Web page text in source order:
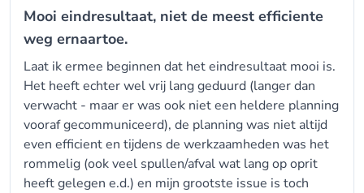
Mooi eindresultaat, niet de meest efficiente
weg ernaartoe.
Laat ik ermee beginnen dat het eindresultaat mooi is.
Het heeft echter wel vrij lang geduurd (langer dan
verwacht - maar er was ook niet een heldere planning
vooraf gecommuniceerd), de planning was niet altijd
even efficient en tijdens de werkzaamheden was het
rommelig (ook veel spullen/afval wat lang op oprit
heeft gelegen e.d.) en mijn grootste issue is toch